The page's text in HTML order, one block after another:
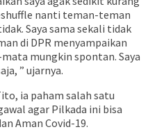
nanti teman-teman
Saya sama sekali tidak
di DPR menyampaikan
mungkin spontan. Saya
” ujarnya.
ia paham salah satu
agar Pilkada ini bisa
Aman Covid-19.